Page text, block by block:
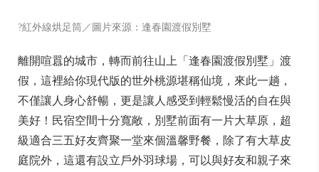
?紅外線烘足筒／圖片來源：逢春園渡假別墅
離開喧囂的城市，轉而前往山上「逢春園渡假別墅」渡
假，這裡給你現代版的世外桃源堪稱仙境，來此一趟，
不僅讓人身心舒暢，更是讓人感受到輕鬆慢活的自在與
美好！民宿空間十分寬敞，別墅前面有一片大草原，超
級適合三五好友齊聚一堂來個溫馨野餐，除了有大草皮
庭院外，這還有設立戶外羽球場，可以與好友和親子來